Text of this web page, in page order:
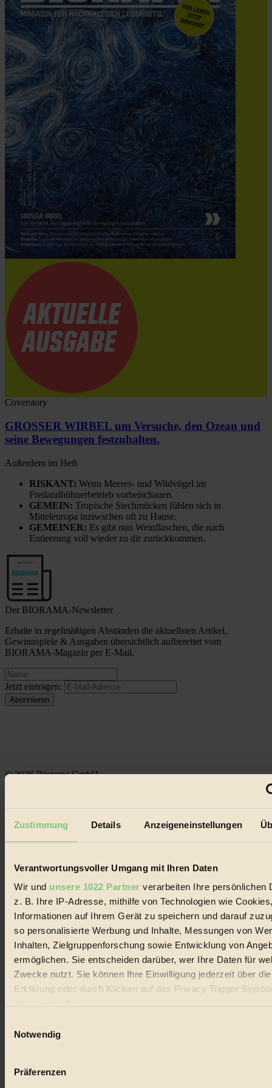
Zustimmung Details Anzeigeneinstellungen
Verantwortungsvoller Umgang mit Ihren Daten
Wir und unsere 1022 Partner verarbeiten Ihre persönlichen
z. B. Ihre IP-Adresse, mithilfe von Technologien wie
Informationen auf Ihrem Gerät zu speichern und darauf
so personalisierte Werbung und Inhalte, Messungen von
Inhalten, Zielgruppenforschung sowie Entwicklung von
ermöglichen. Sie entscheiden darüber, wer Ihre Daten für
Zwecke nutzt. Sie können Ihre Einwilligung jederzeit über
Erklärung oder durch Klicken auf das Privacy Trigger
Wenn Sie es erlauben, würden wir auch gerne:
Ihr Gerät durch aktives Scannen nach bestimmten
Notwendig
Präferenzen
Coverstory
GROSSER WIRBEL um Versuche, den Ozean und
seine Bewegungen festzuhalten.
Außerdem im Heft
RISKANT: Wenn Meeres- und Wildvögel im
Freilandhühnerbetrieb vorbeischauen.
GEMEIN: Tropische Stechmücken fühlen sich in
Mitteleuropa inziwschen oft zu Hause.
GEMEINER: Es gibt nun Weinflaschen, die nach
Entleerung voll wieder zu dir zurückkommen.
Der BIORAMA-Newsletter
Erhalte in regelmäßigen Abständen die aktuellsten Artikel,
Gewinnspiele & Ausgaben übersichtlich aufbereitet vom
BIORAMA-Magazin per E-Mail.
Jetzt eintragen:
© 2026 Biorama GmbH
Datenschutz
Handels mit Bioprodukten, des Fair-Trade sowie der Branche
alternativer Energien.
Social Media
22.601 Fans auf Facebook
Folge uns auf Instagram
Themen
Bio
#
Vegan